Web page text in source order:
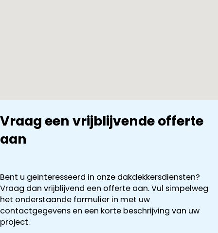
Vraag een vrijblijvende offerte
aan
Bent u geïnteresseerd in onze dakdekkersdiensten?
Vraag dan vrijblijvend een offerte aan. Vul simpelweg
het onderstaande formulier in met uw
contactgegevens en een korte beschrijving van uw
project.